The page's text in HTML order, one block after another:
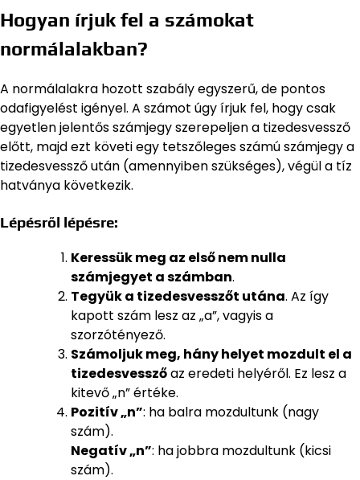
Hogyan írjuk fel a számokat
normálalakban?
A normálalakra hozott szabály egyszerű, de pontos
odafigyelést igényel. A számot úgy írjuk fel, hogy csak
egyetlen jelentős számjegy szerepeljen a tizedesvessző
előtt, majd ezt követi egy tetszőleges számú számjegy a
tizedesvessző után (amennyiben szükséges), végül a tíz
hatványa következik.
Lépésről lépésre:
Keressük meg az első nem nulla
számjegyet a számban.
Tegyük a tizedesvesszőt utána. Az így
kapott szám lesz az „a”, vagyis a
szorzótényező.
Számoljuk meg, hány helyet mozdult el a
tizedesvesszőaz eredeti helyéről. Ez lesz a
kitevő „n” értéke.
Pozitív „n”: ha balra mozdultunk (nagy
szám).
Negatív „n”: ha jobbra mozdultunk (kicsi
szám).